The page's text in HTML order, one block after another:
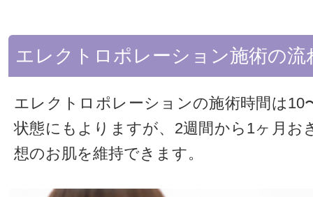
エレクトロポレーション施術の流
エレクトロポレーションの施術時間は10
状態にもよりますが、2週間から1ヶ月お
想のお肌を維持できます。